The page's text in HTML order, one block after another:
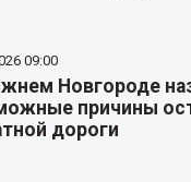
09:00
Новгороде
причины
дороги